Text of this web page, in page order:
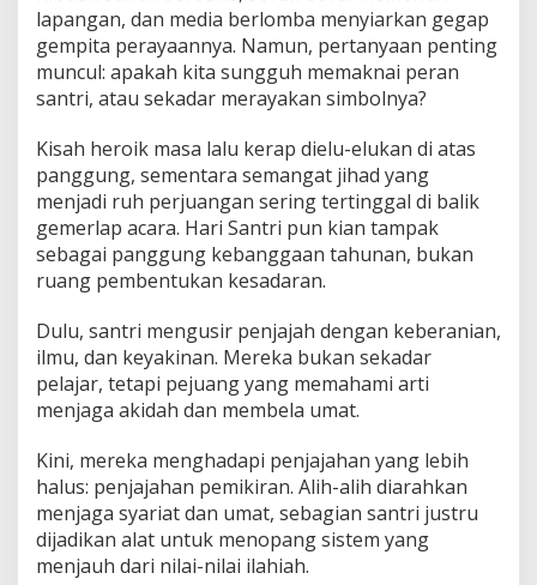
lapangan, dan media berlomba menyiarkan gegap
gempita perayaannya. Namun, pertanyaan penting
muncul: apakah kita sungguh memaknai peran
santri, atau sekadar merayakan simbolnya?
Kisah heroik masa lalu kerap dielu-elukan di atas
panggung, sementara semangat jihad yang
menjadi ruh perjuangan sering tertinggal di balik
gemerlap acara. Hari Santri pun kian tampak
sebagai panggung kebanggaan tahunan, bukan
ruang pembentukan kesadaran.
Dulu, santri mengusir penjajah dengan keberanian,
ilmu, dan keyakinan. Mereka bukan sekadar
pelajar, tetapi pejuang yang memahami arti
menjaga akidah dan membela umat.
Kini, mereka menghadapi penjajahan yang lebih
halus: penjajahan pemikiran. Alih-alih diarahkan
menjaga syariat dan umat, sebagian santri justru
dijadikan alat untuk menopang sistem yang
menjauh dari nilai-nilai ilahiah.